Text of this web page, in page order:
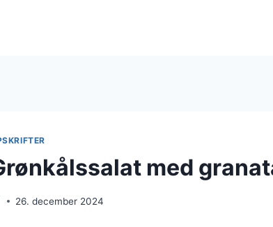
med
26. december 2024